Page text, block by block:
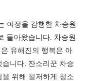
여정을 감행한 차승원
돌아왔습니다. 차승원
유해진의 행복은 아
니다. 잔소리꾼 차승
위해 철저하게 청소